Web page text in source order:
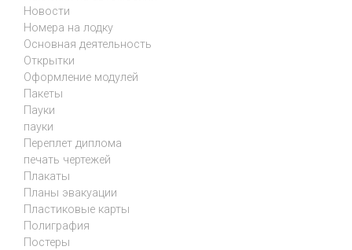
Новости
Номера на лодку
Основная деятельность
Открытки
Оформление модулей
Пакеты
Пауки
пауки
Переплет диплома
печать чертежей
Плакаты
Планы эвакуации
Пластиковые карты
Полиграфия
Постеры